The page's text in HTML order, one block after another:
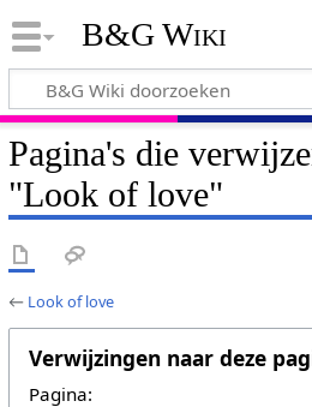
B&G Wiki
Pagina's die
"Look of love"
← Look of love
Verwijzingen naar deze
Pagina: